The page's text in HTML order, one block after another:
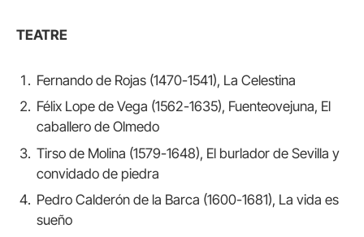
TEATRE
Fernando de Rojas (1470-1541), La Celestina
Félix Lope de Vega (1562-1635), Fuenteovejuna, El
caballero de Olmedo
Tirso de Molina (1579-1648), El burlador de Sevilla y
convidado de piedra
Pedro Calderón de la Barca (1600-1681), La vida es
sueño